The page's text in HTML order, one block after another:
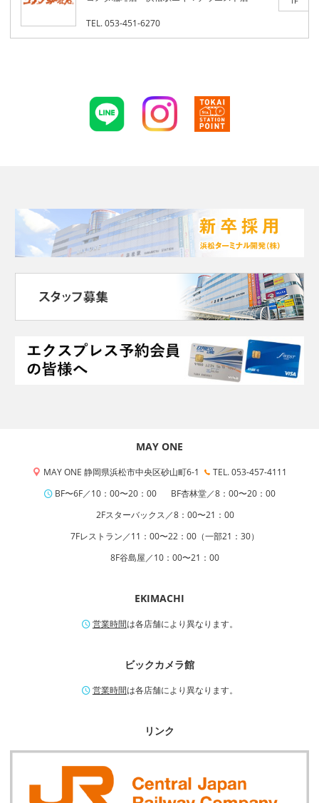
TEL. 053-451-6270
MAY ONE
MAY ONE 静岡県浜松市中央区砂山町6-1
TEL. 053-457-4111
BF〜6F／10：00〜20：00
BF杏林堂／8：00〜20：00
2Fスターバックス／8：00〜21：00
7Fレストラン／11：00〜22：00（一部21：30）
8F谷島屋／10：00〜21：00
EKIMACHI
営業時間は各店舗により異なります。
ビックカメラ館
営業時間は各店舗により異なります。
リンク